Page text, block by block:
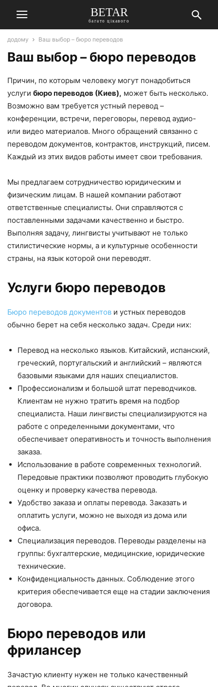
BETAR
багато цікавого
додому Ваш выбор – бюро переводов
Ваш выбор – бюро переводов
Причин, по которым человеку могут понадобиться
услуги бюро переводов (Киев), может быть несколько.
Возможно вам требуется устный перевод –
конференции, встречи, переговоры, перевод аудио-
или видео материалов. Много обращений связанно с
переводом документов, контрактов, инструкций, писем.
Каждый из этих видов работы имеет свои требования.
Мы предлагаем сотрудничество юридическим и
физическим лицам. В нашей компании работают
ответственные специалисты. Они справляются с
поставленными задачами качественно и быстро.
Выполняя задачу, лингвисты учитывают не только
стилистические нормы, а и культурные особенности
страны, на язык которой они переводят.
Услуги бюро переводов
Бюро переводов документов и устных переводов
обычно берет на себя несколько задач. Среди них:
Перевод на несколько языков. Китайский, испанский,
греческий, португальский и английский – являются
базовыми языками для наших специалистов.
Профессионализм и большой штат переводчиков.
Клиентам не нужно тратить время на подбор
специалиста. Наши лингвисты специализируются на
работе с определенными документами, что
обеспечивает оперативность и точность выполнения
заказа.
Использование в работе современных технологий.
Передовые практики позволяют проводить глубокую
оценку и проверку качества перевода.
Удобство заказа и оплаты перевода. Заказать и
оплатить услуги, можно не выходя из дома или
офиса.
Специализация переводов. Переводы разделены на
группы: бухгалтерские, медицинские, юридические
технические.
Конфиденциальность данных. Соблюдение этого
критерия обеспечивается еще на стадии заключения
договора.
Бюро переводов или
фрилансер
Зачастую клиенту нужен не только качественный